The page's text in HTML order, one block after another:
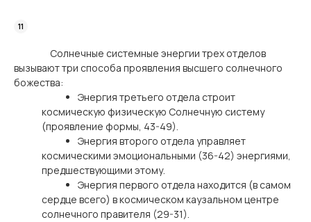
Солнечные системные энергии трех отделов
вызывают три способа проявления высшего солнечного
божества:
Энергия третьего отдела строит
космическую физическую Солнечную систему
(проявление формы, 43-49).
Энергия второго отдела управляет
космическими эмоциональными (36-42) энергиями,
предшествующими этому.
Энергия первого отдела находится (в самом
сердце всего) в космическом каузальном центре
солнечного правителя (29-31).